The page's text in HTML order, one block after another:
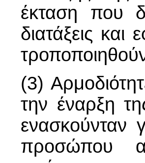
έκταση που
διατάξεις
(3)
την έναρξη
ενασκούνταν
προσώπου